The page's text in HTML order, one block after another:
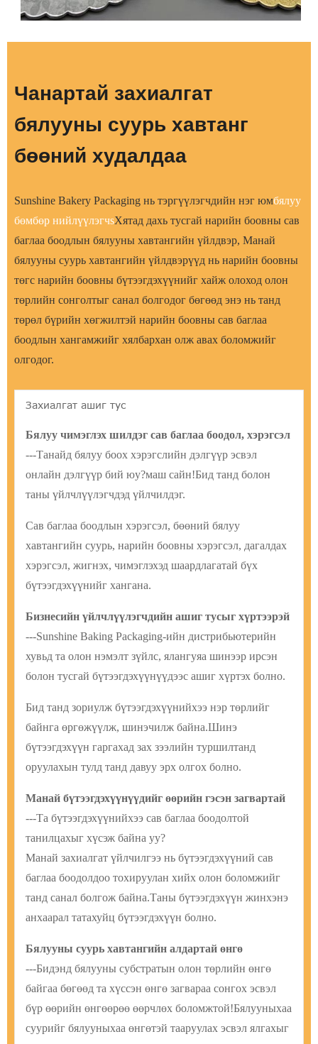
Чанартай захиалгат
бялууны суурь хавтанг
бөөний худалдаа
Sunshine Bakery Packaging нь тэргүүлэгчдийн нэг юмбялуу
бөмбөр нийлүүлэгчsХятад дахь тусгай нарийн боовны сав
баглаа боодлын бялууны хавтангийн үйлдвэр, Манай
бялууны суурь хавтангийн үйлдвэрүүд нь нарийн боовны
төгс нарийн боовны бүтээгдэхүүнийг хайж олоход олон
төрлийн сонголтыг санал болгодог бөгөөд энэ нь танд
төрөл бүрийн хөгжилтэй нарийн боовны сав баглаа
боодлын хангамжийг хялбархан олж авах боломжийг
олгодог.
Захиалгат ашиг тус
Бялуу чимэглэх шилдэг сав баглаа боодол, хэрэгсэл
---Танайд бялуу боох хэрэгслийн дэлгүүр эсвэл
онлайн дэлгүүр бий юу?маш сайн!Бид танд болон
таны үйлчлүүлэгчдэд үйлчилдэг.
Сав баглаа боодлын хэрэгсэл, бөөний бялуу
хавтангийн суурь, нарийн боовны хэрэгсэл, дагалдах
хэрэгсэл, жигнэх, чимэглэхэд шаардлагатай бүх
бүтээгдэхүүнийг хангана.
Бизнесийн үйлчлүүлэгчдийн ашиг тусыг хүртээрэй
---Sunshine Baking Packaging-ийн дистрибьютерийн
хувьд та олон нэмэлт зүйлс, ялангуяа шинээр ирсэн
болон тусгай бүтээгдэхүүнүүдээс ашиг хүртэх болно.
Бид танд зориулж бүтээгдэхүүнийхээ нэр төрлийг
байнга өргөжүүлж, шинэчилж байна.Шинэ
бүтээгдэхүүн гаргахад зах зээлийн туршилтанд
оруулахын тулд танд давуу эрх олгох болно.
Манай бүтээгдэхүүнүүдийг өөрийн гэсэн загвартай
---Та бүтээгдэхүүнийхээ сав баглаа боодолтой
танилцахыг хүсэж байна уу?
Манай захиалгат үйлчилгээ нь бүтээгдэхүүний сав
баглаа боодолдоо тохируулан хийх олон боломжийг
танд санал болгож байна.Таны бүтээгдэхүүн жинхэнэ
анхаарал татахуйц бүтээгдэхүүн болно.
Бялууны суурь хавтангийн алдартай өнгө
---Бидэнд бялууны субстратын олон төрлийн өнгө
байгаа бөгөөд та хүссэн өнгө загвараа сонгох эсвэл
бүр өөрийн өнгөөрөө өөрчлөх боломжтой!Бялууныхаа
суурийг бялууныхаа өнгөтэй тааруулах эсвэл ялгахыг